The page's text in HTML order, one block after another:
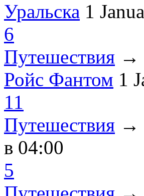
Уральска 1
6
Путешествия →
Ройс Фантом 1
11
Путешествия →
в 04:00
5